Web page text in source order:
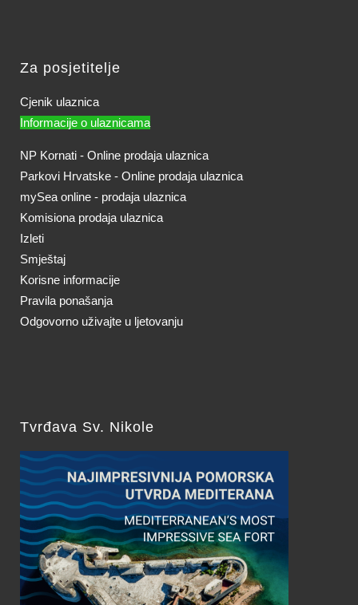
Za posjetitelje
Cjenik ulaznica
Informacije o ulaznicama
NP Kornati - Online prodaja ulaznica
Parkovi Hrvatske - Online prodaja ulaznica
mySea online - prodaja ulaznica
Komisiona prodaja ulaznica
Izleti
Smještaj
Korisne informacije
Pravila ponašanja
Odgovorno uživajte u ljetovanju
Tvrđava Sv. Nikole